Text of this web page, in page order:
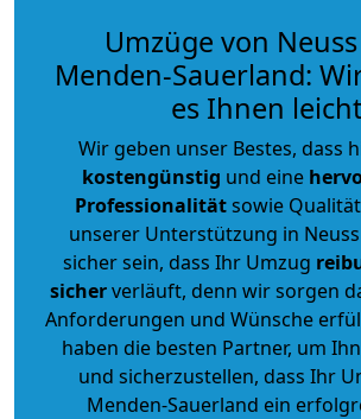
Umzüge von
Menden-Sauerland:
es Ihnen leicht
Wir geben unser Bestes, dass
kostengünstig und eine
Professionalitätsowie
unserer Unterstützung in
sicher sein, dass Ihr Umzug
sicherverläuft, denn wir sorgen
Anforderungen und Wünsche
haben die besten Partner, um
und sicherzustellen, dass Ihr
Menden-Sauerland ein